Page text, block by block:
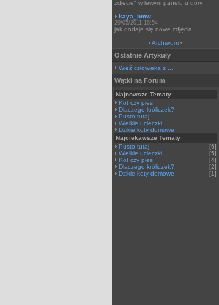
zdjęcie" w lewym panelu u góry
kaya_bmw
29/05/2011 16:54
jak dodaje się nowe zdjęcia
Archiwum
Ostatnie Artykuły
Więź człowieka z ...
Wątki na Forum
Najnowsze Tematy
Kot czy pies
Dlaczego króliczek?
Pusto tutaj
Wielkie ucieczki
Dzikie koty domowe
Najciekawsze Tematy
Pusto tutaj
[6]
Wielkie ucieczki
[5]
Kot czy pies
[4]
Dlaczego króliczek?
[2]
Dzikie koty domowe
[1]